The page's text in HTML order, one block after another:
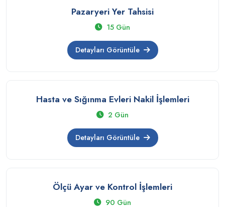
Pazaryeri Yer Tahsisi
15 Gün
Detayları Görüntüle
Hasta ve Sığınma Evleri Nakil İşlemleri
2 Gün
Detayları Görüntüle
Ölçü Ayar ve Kontrol İşlemleri
90 Gün